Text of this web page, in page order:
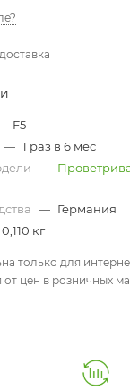
F5
— 1 раз в 6 мес
—
— Германия
0,110 кг
только для
цен в розничных